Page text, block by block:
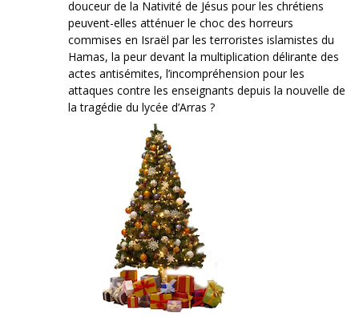
douceur de la Nativité de Jésus pour les chrétiens
peuvent-elles atténuer le choc des horreurs
commises en Israël par les terroristes islamistes du
Hamas, la peur devant la multiplication délirante des
actes antisémites, l’incompréhension pour les
attaques contre les enseignants depuis la nouvelle de
la tragédie du lycée d’Arras ?